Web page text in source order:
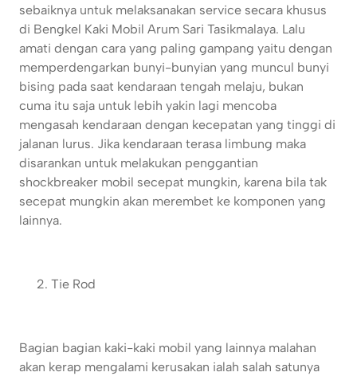
sebaiknya untuk melaksanakan service secara khusus
di Bengkel Kaki Mobil Arum Sari Tasikmalaya. Lalu
amati dengan cara yang paling gampang yaitu dengan
memperdengarkan bunyi-bunyian yang muncul bunyi
bising pada saat kendaraan tengah melaju, bukan
cuma itu saja untuk lebih yakin lagi mencoba
mengasah kendaraan dengan kecepatan yang tinggi di
jalanan lurus. Jika kendaraan terasa limbung maka
disarankan untuk melakukan penggantian
shockbreaker mobil secepat mungkin, karena bila tak
secepat mungkin akan merembet ke komponen yang
lainnya.
Tie Rod
Bagian bagian kaki-kaki mobil yang lainnya malahan
akan kerap mengalami kerusakan ialah salah satunya